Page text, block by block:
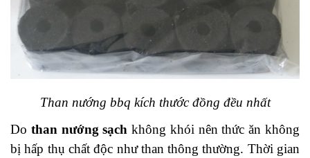
Than nướng bbq kích thước đồng đều nhất
Do than nướng sạch không khói nên thức ăn không
bị hấp thụ chất độc như than thông thường. Thời gian